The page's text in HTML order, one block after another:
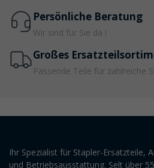
Persönliche Beratung
Wir sind für Sie da !
Großes
Passende Teile für zahlreiche
Ihr Spezialist für Stapler-Ersatzteile,
und Betriebsausstattung. Selt über